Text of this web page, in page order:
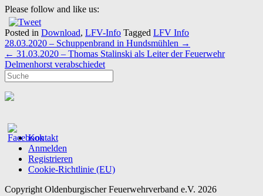
Please follow and like us:
Posted in Download, LFV-Info Tagged LFV Info
Post
navigation
28.03.2020 – Schuppenbrand in Hundsmühlen →
← 31.03.2020 – Thomas Stalinski als Leiter der Feuerwehr
Delmenhorst verabschiedet
Kontakt
Anmelden
Registrieren
Cookie-Richtlinie (EU)
Copyright Oldenburgischer Feuerwehrverband e.V. 2026